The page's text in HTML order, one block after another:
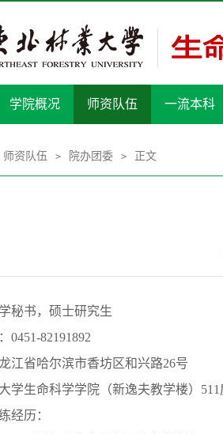
学院概况 师资队伍 一流本科
师资队伍 > 院办团委 > 正文
秘书，硕士研究生
0451-82191892
江省哈尔滨市香坊区和兴路26号
学生命科学学院（新逸夫教学楼）511
经历：